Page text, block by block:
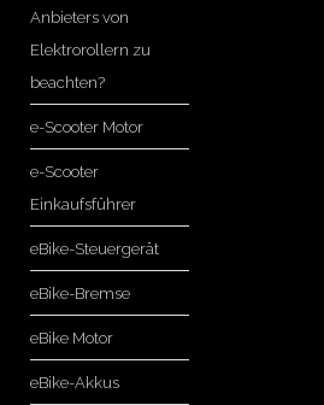
Anbieters von
Elektrorollern zu
beachten?
e-Scooter Motor
e-Scooter
Einkaufsführer
eBike-Steuergerät
eBike-Bremse
eBike Motor
eBike-Akkus